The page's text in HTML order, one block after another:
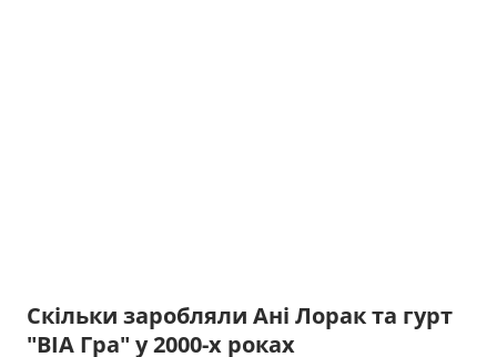
Скільки заробляли Ані Лорак та гурт
"ВІА Гра" у 2000-х роках